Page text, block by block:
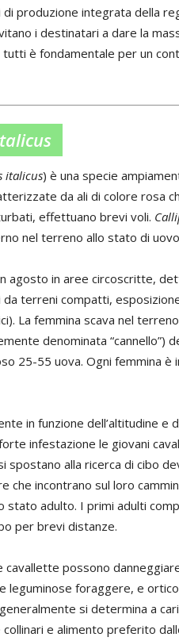
produzione integrata della
i destinatari a dare la
tutti è fondamentale per un
italicus) è una specie
da ali di colore rosa
effettuano brevi voli.
nel terreno allo stato di
agosto in aree circoscritte,
terreni compatti,
La femmina scava nel
denominata “cannello”)
25-55 uova. Ogni femmina è
in funzione dell’altitudine e
infestazione le giovani
alla ricerca di cibo
incontrano sul loro
adulto. I primi adulti
per brevi distanze.
cavallette possono
leguminose foraggere, e
si determina a
e alimento preferito